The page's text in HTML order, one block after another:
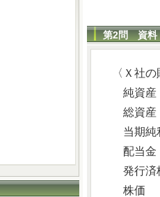
第2問 資料
〈Ｘ社
純資
総資
当期純
配当金
発行
株